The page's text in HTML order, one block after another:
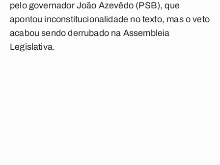
pelo governador João Azevêdo (PSB), que
apontou inconstitucionalidade no texto, mas o veto
acabou sendo derrubado na Assembleia
Legislativa.